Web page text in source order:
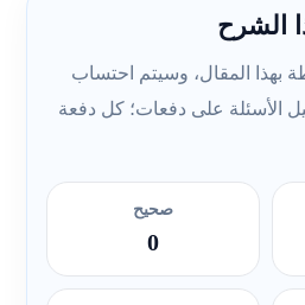
الشرح
بهذا المقال، وسيتم احتساب
الأسئلة على دفعات؛ كل دفعة
صحيح
0